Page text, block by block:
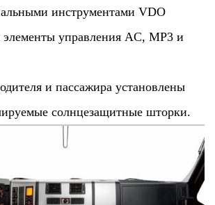
инструментами VDO
элементы управления AC, MP3 и
и пассажира установлены
солнцезащитные шторки.